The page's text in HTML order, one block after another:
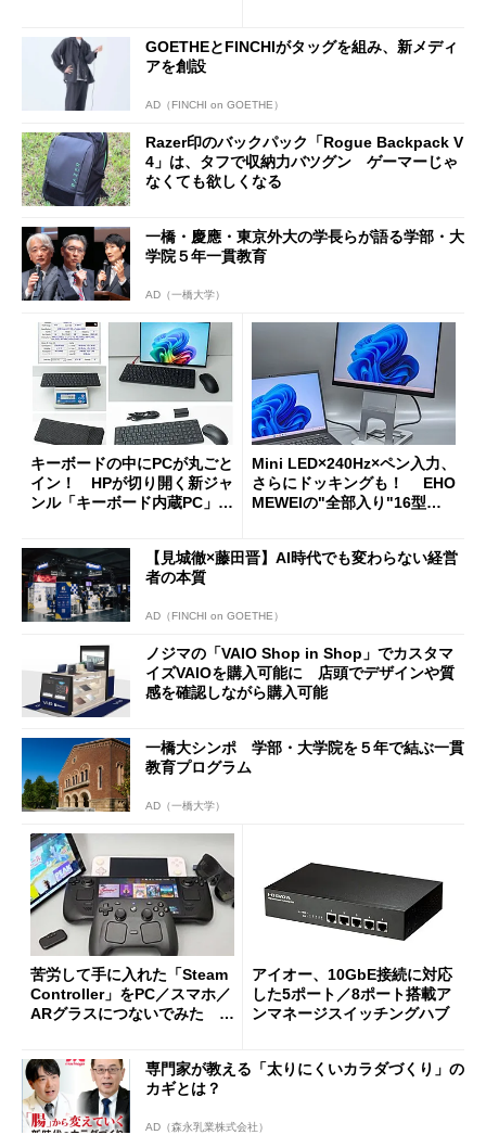
GOETHEとFINCHIがタッグを組み、新メディ
アを創設
AD（FINCHI on GOETHE）
Razer印のバックパック「Rogue Backpack V
4」は、タフで収納力バツグン ゲーマーじゃ
なくても欲しくなる
一橋・慶應・東京外大の学長らが語る学部・大
学院５年一貫教育
AD（一橋大学）
キーボードの中にPCが丸ごと
イン！ HPが切り開く新ジャ
ンル「キーボード内蔵PC」の
Mini LED×240Hz×ペン入力、
さらにドッキングも！ EHO
MEWEIの"全部入り"16型モ
【見城徹×藤田晋】AI時代でも変わらない経営
者の本質
AD（FINCHI on GOETHE）
ノジマの「VAIO Shop in Shop」でカスタマ
イズVAIOを購入可能に 店頭でデザインや質
感を確認しながら購入可能
一橋大シンポ 学部・大学院を５年で結ぶ一貫
教育プログラム
AD（一橋大学）
苦労して手に入れた「Steam
Controller」をPC／スマホ／
ARグラスにつないでみた ゲ
アイオー、10GbE接続に対応
した5ポート／8ポート搭載ア
ンマネージスイッチングハブ
専門家が教える「太りにくいカラダづくり」の
カギとは？
AD（森永乳業株式会社）